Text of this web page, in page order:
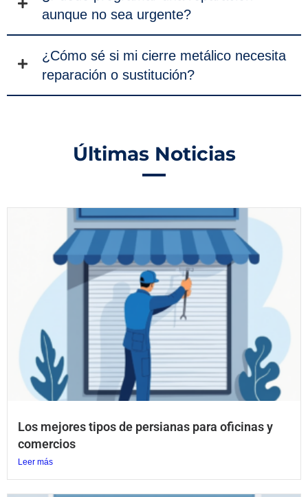
aunque no sea urgente?
¿Cómo sé si mi cierre metálico necesita
reparación o sustitución?
Últimas Noticias
Los mejores tipos de persianas para oficinas y
comercios
Leer más